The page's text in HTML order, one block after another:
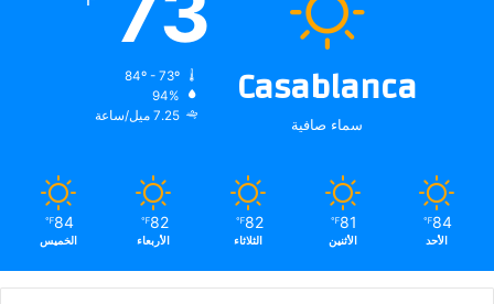
Casablanca
سماء صافية
94%
7.25 ميل/ساعة
84
℉
الأحد
81
℉
الأثنين
82
℉
الثلاثاء
82
℉
الأربعاء
84
℉
الخميس